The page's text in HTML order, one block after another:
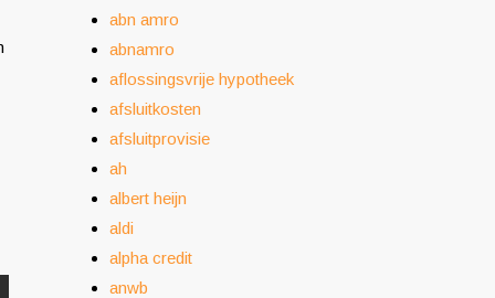
abn amro
abnamro
aflossingsvrije hypotheek
afsluitkosten
afsluitprovisie
ah
albert heijn
aldi
alpha credit
anwb